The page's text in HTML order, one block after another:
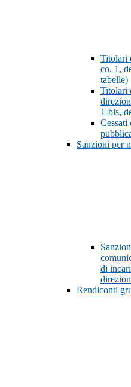
Titolari
co. 1,
tabelle)
Titolari
1-bis,
Cessati
Sanzioni per
di
Rendiconti